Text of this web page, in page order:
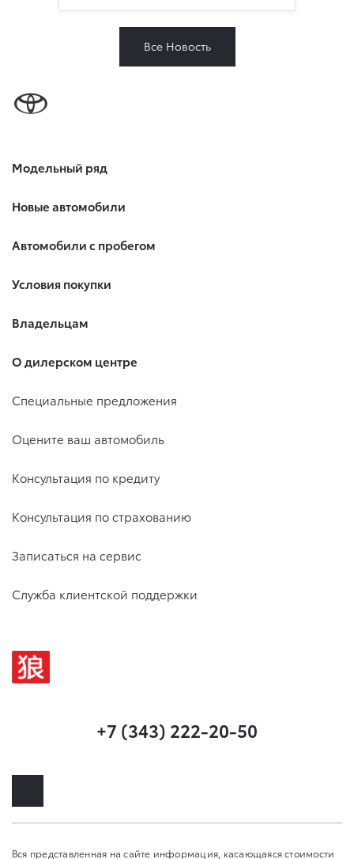
Все Новость
Модельный ряд
Новые автомобили
Автомобили с пробегом
Условия покупки
Владельцам
О дилерском центре
Специальные предложения
Оцените ваш автомобиль
Консультация по кредиту
Консультация по страхованию
Записаться на сервис
Служба клиентской поддержки
+7 (343) 222-20-50
Вся представленная на сайте информация, касающаяся стоимости